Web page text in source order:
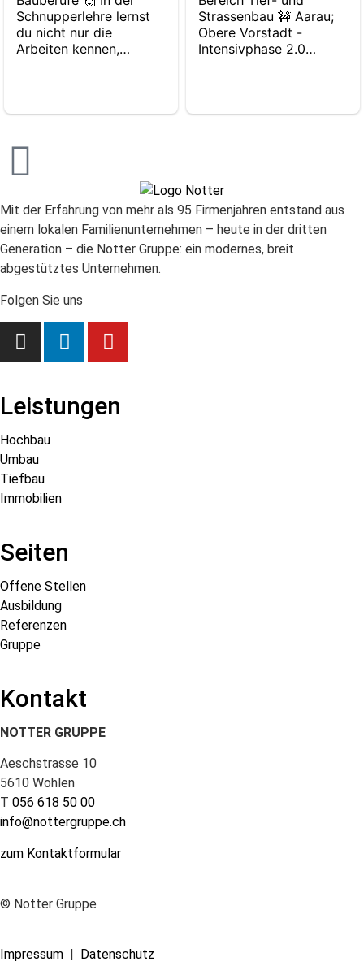
Mit der Erfahrung von mehr als 95 Firmenjahren entstand aus
einem lokalen Familienunternehmen – heute in der dritten
Generation – die Notter Gruppe: ein modernes, breit
abgestütztes Unternehmen.
Folgen Sie uns
Leistungen
Hochbau
Umbau
Tiefbau
Immobilien
Seiten
Offene Stellen
Ausbildung
Referenzen
Gruppe
Kontakt
NOTTER GRUPPE
Aeschstrasse 10
5610 Wohlen
T 056 618 50 00
info@nottergruppe.ch
zum Kontaktformular
© Notter Gruppe
Impressum Datenschutz